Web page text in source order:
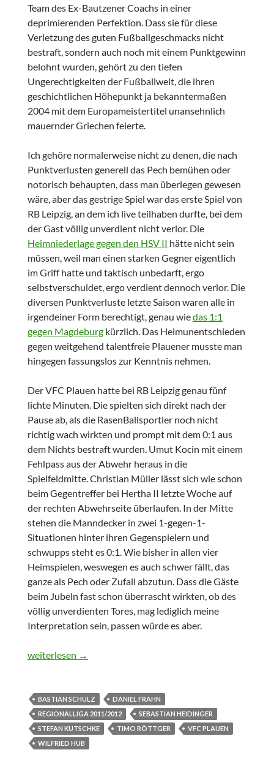
Team des Ex-Bautzener Coachs in einer
deprimierenden Perfektion. Dass sie für diese
Verletzung des guten Fußballgeschmacks nicht
bestraft, sondern auch noch mit einem Punktgewinn
belohnt wurden, gehört zu den tiefen
Ungerechtigkeiten der Fußballwelt, die ihren
geschichtlichen Höhepunkt ja bekanntermaßen
2004 mit dem Europameistertitel unansehnlich
mauernder Griechen feierte.
Ich gehöre normalerweise nicht zu denen, die nach
Punktverlusten generell das Pech bemühen oder
notorisch behaupten, dass man überlegen gewesen
wäre, aber das gestrige Spiel war das erste Spiel von
RB Leipzig, an dem ich live teilhaben durfte, bei dem
der Gast völlig unverdient nicht verlor. Die
Heimniederlage gegen den HSV II hätte nicht sein
müssen, weil man einen starken Gegner eigentlich
im Griff hatte und taktisch unbedarft, ergo
selbstverschuldet, ergo verdient dennoch verlor. Die
diversen Punktverluste letzte Saison waren alle in
irgendeiner Form berechtigt, genau wiedas 1:1
gegen Magdeburgkürzlich. Das Heimunentschieden
gegen weitgehend talentfreie Plauener musste man
hingegen fassungslos zur Kenntnis nehmen.
Der VFC Plauen hatte bei RB Leipzig genau fünf
lichte Minuten. Die spielten sich direkt nach der
Pause ab, als die RasenBallsportler noch nicht
richtig wach wirkten und prompt mit dem 0:1 aus
dem Nichts bestraft wurden. Umut Kocin mit einem
Fehlpass aus der Abwehr heraus in die
Spielfeldmitte. Christian Müller lässt sich wie schon
beim Gegentreffer bei Hertha II letzte Woche auf
der rechten Abwehrseite überlaufen. In der Mitte
stehen die Manndecker in zwei 1-gegen-1-
Situationen hinter ihren Gegenspielern und
schwupps steht es 0:1. Wie bisher in allen vier
Heimspielen, weswegen es auch schwer fällt, das
ganze als Pech oder Zufall abzutun. Dass die Gäste
beim Jubeln fast schon überrascht wirkten, ob des
völlig unverdienten Tores, mag lediglich meine
Interpretation sein, passen würde es aber.
Regionalliga: RB Leipzig gegen VFC Plauen 1:1
weiterlesen →
BASTIAN SCHULZ
DANIEL FRAHN
REGIONALLIGA 2011/2012
SEBASTIAN HEIDINGER
STEFAN KUTSCHKE
TIMO RÖTTGER
VFC PLAUEN
WILFRIED HUB